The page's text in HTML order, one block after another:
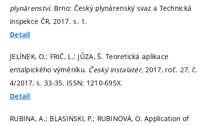
plynárenství. Brno: Český plynárenský svaz a Technická
inspekce ČR, 2017.s. 1.
Detail
JELÍNEK, O.; FRIČ, L.; JŮZA, Š. Teoretická aplikace
entalpického výměníku. Český instalatér, 2017, roč. 27, č.
4/2017,s. 33-35. ISSN: 1210-695X.
Detail
RUBINA, A.; BLASINSKI, P.; RUBINOVÁ, O. Application of